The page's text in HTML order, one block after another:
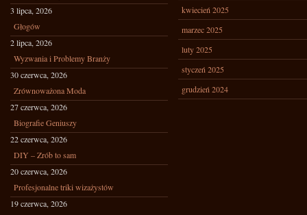
3 lipca, 2026
Głogów
2 lipca, 2026
Wyzwania i Problemy Branży
30 czerwca, 2026
Zrównoważona Moda
27 czerwca, 2026
Biografie Geniuszy
22 czerwca, 2026
DIY – Zrób to sam
20 czerwca, 2026
Profesjonalne triki wizażystów
19 czerwca, 2026
kwiecień 2025
marzec 2025
luty 2025
styczeń 2025
grudzień 2024